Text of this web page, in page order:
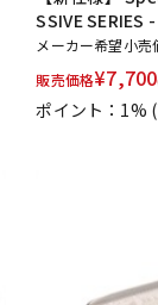
SSIVE SERIES
メーカー希望小売
販売価格¥7,700
ポイント：1%